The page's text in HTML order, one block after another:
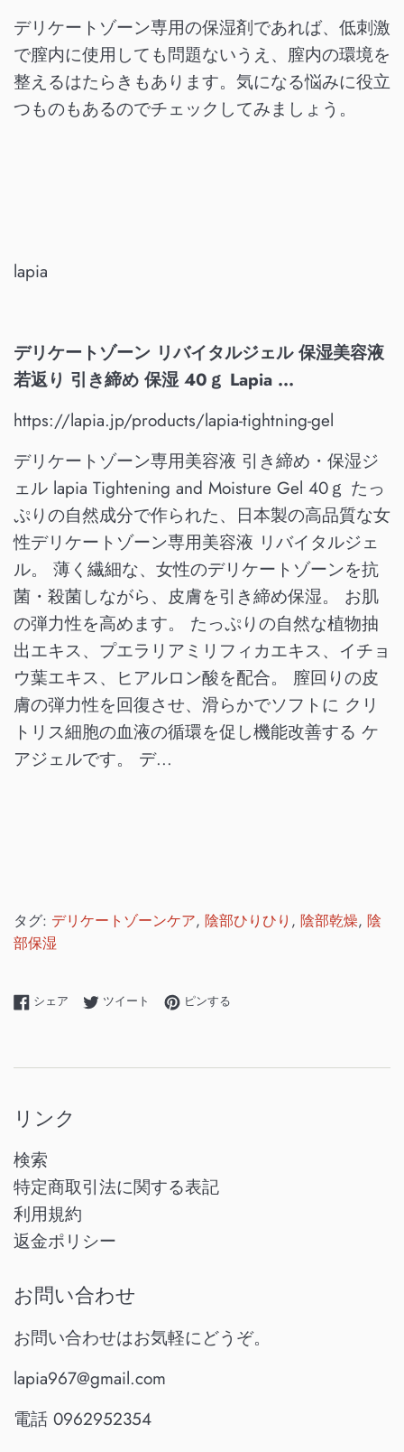
デリケートゾーン専用の保湿剤であれば、低刺激
で膣内に使用しても問題ないうえ、膣内の環境を
整えるはたらきもあります。気になる悩みに役立
つものもあるのでチェックしてみましょう。
lapia
デリケートゾーン リバイタルジェル 保湿美容液
若返り 引き締め 保湿 40ｇ Lapia ...
https://lapia.jp/products/lapia-tightning-gel
デリケートゾーン専用美容液 引き締め・保湿ジ
ェル lapia Tightening and Moisture Gel 40ｇ たっ
ぷりの自然成分で作られた、日本製の高品質な女
性デリケートゾーン専用美容液 リバイタルジェ
ル。 薄く繊細な、女性のデリケートゾーンを抗
菌・殺菌しながら、皮膚を引き締め保湿。 お肌
の弾力性を高めます。 たっぷりの自然な植物抽
出エキス、プエラリアミリフィカエキス、イチョ
ウ葉エキス、ヒアルロン酸を配合。 膣回りの皮
膚の弾力性を回復させ、滑らかでソフトに クリ
トリス細胞の血液の循環を促し機能改善する ケ
アジェルです。 デ...
タグ: デリケートゾーンケア, 陰部ひりひり , 陰部乾燥, 陰
部保湿
シェア Facebookでシェアする
ツイート Twitterに投稿する
ピンする
リンク
検索
特定商取引法に関する表記
利用規約
返金ポリシー
お問い合わせ
お問い合わせはお気軽にどうぞ。
lapia967@gmail.com
電話 0962952354